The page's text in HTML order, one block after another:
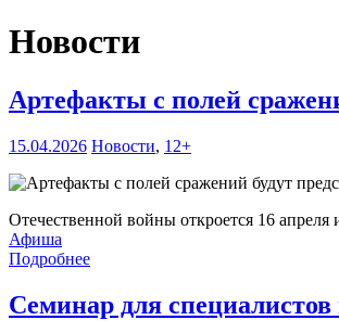
Новости
Артефакты с полей
15.04.2026 Новости, 12+
Отечественной войны откроется 16
Афиша
Подробнее
Семинар для